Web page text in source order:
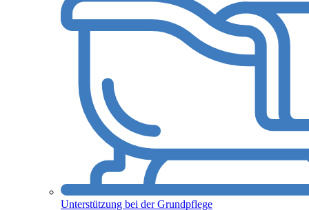
Unterstützung bei der Grundpflege